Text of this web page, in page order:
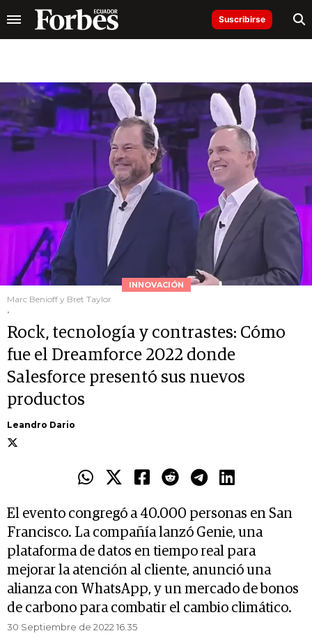
Suscribirse
INNOVACIÓN
Marc Benioff y Bret Taylor
.
Rock, tecnología y contrastes: Cómo
fue el Dreamforce 2022 donde
Salesforce presentó sus nuevos
productos
Leandro Dario
El evento congregó a 40.000 personas en San
Francisco. La compañía lanzó Genie, una
plataforma de datos en tiempo real para
mejorar la atención al cliente, anunció una
alianza con WhatsApp, y un mercado de bonos
de carbono para combatir el cambio climático.
30 Septiembre de 2022 16.35